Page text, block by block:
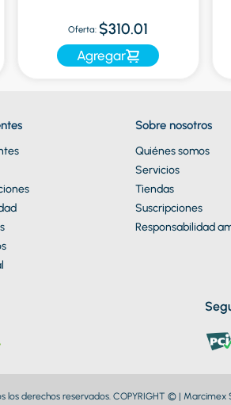
Oferta: $310.01
Agregar
Sobre nosotros
Quiénes somos
Servicios
Tiendas
Suscripciones
Responsabilidad
los derechos reservados. COPYRIGHT © | Marcimex